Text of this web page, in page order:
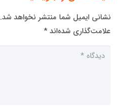
نشانی ایمیل شما منتشر نخواهد شد.
علامت‌گذاری شده‌اند *